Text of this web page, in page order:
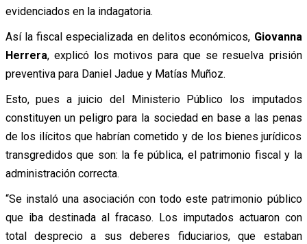
evidenciados en la indagatoria.
Así la fiscal especializada en delitos económicos, Giovanna
Herrera, explicó los motivos para que se resuelva prisión
preventiva para Daniel Jadue y Matías Muñoz.
Esto, pues a juicio del Ministerio Público los imputados
constituyen un peligro para la sociedad en base a las penas
de los ilícitos que habrían cometido y de los bienes jurídicos
transgredidos que son: la fe pública, el patrimonio fiscal y la
administración correcta.
“Se instaló una asociación con todo este patrimonio público
que iba destinada al fracaso. Los imputados actuaron con
total desprecio a sus deberes fiduciarios, que estaban